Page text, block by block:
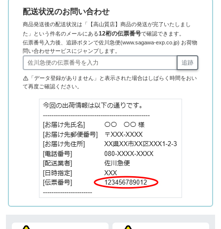
配送状況のお問い合わせ
商品発送後の配送状況は「【高山質店】商品の発送が完了いたしまし
た」という件名のメールにある12桁の伝票番号で確認できます。
伝票番号入力後、追跡ボタンで佐川急便(www.sagawa-exp.co.jp) お荷物
問い合わせサービスにジャンプします。
追跡
「データ登録がありません」と表示された場合はしばらく時間をおい
て再度ご確認ください。